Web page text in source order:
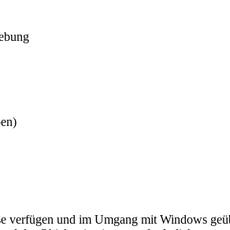
verfügen und im Umgang mit Windows